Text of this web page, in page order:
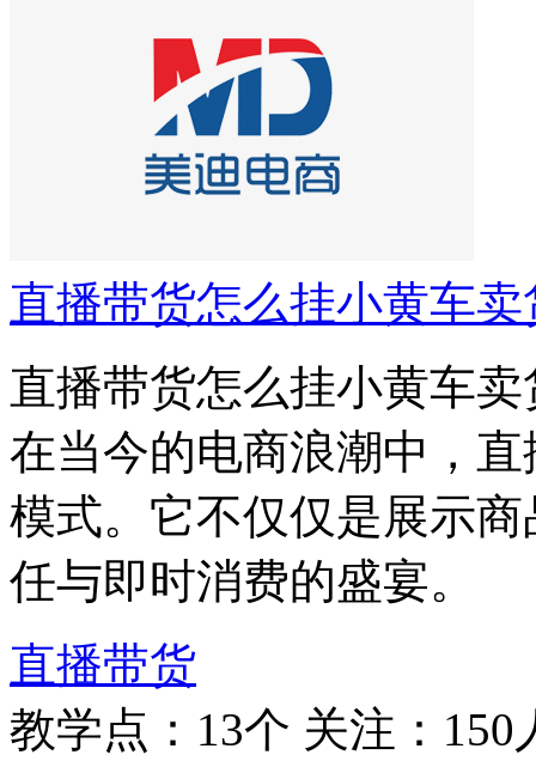
直播带货怎么挂小黄车
直播带货怎么挂小黄车
在当今的电商浪潮中，
模式。它不仅仅是展示
任与即时消费的盛宴。
直播带货
教学点：13个 关注：150